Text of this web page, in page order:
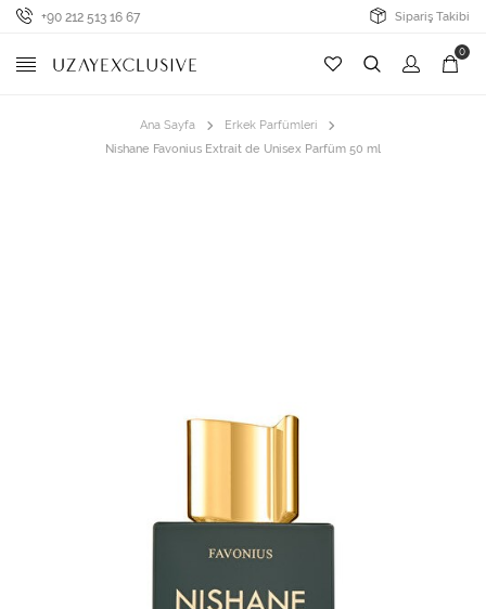
+90 212 513 16 67 Sipariş Takibi
0
Ana Sayfa
Erkek Parfümleri
Nishane Favonius Extrait de Unisex Parfüm 50 ml